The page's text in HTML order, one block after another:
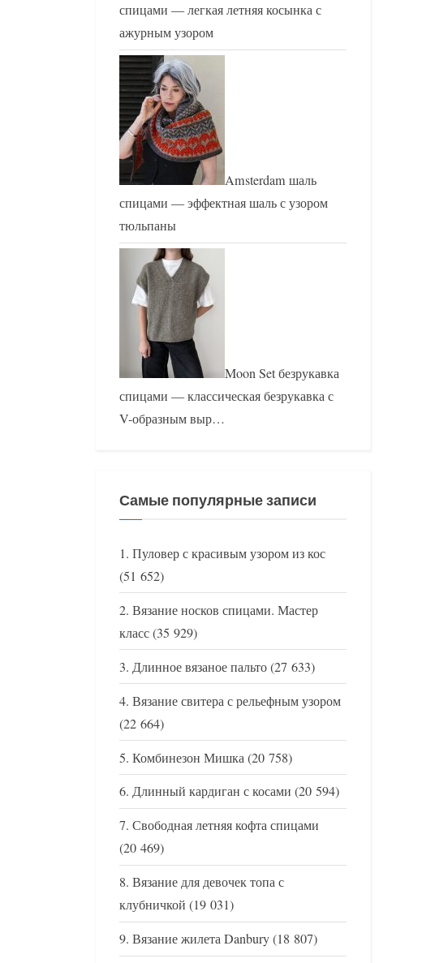
спицами — легкая летняя косынка с
ажурным узором
Amsterdam шаль
спицами — эффектная шаль с узором
тюльпаны
Moon Set безрукавка
спицами — классическая безрукавка с
V-образным выр…
Самые популярные записи
Пуловер с красивым узором из кос
(51 652)
Вязание носков спицами. Мастер
класс(35 929)
Длинное вязаное пальто(27 633)
Вязание свитера с рельефным узором
(22 664)
Комбинезон Мишка(20 758)
Длинный кардиган с косами (20 594)
Свободная летняя кофта спицами
(20 469)
Вязание для девочек топа с
клубничкой (19 031)
Вязание жилета Danbury(18 807)